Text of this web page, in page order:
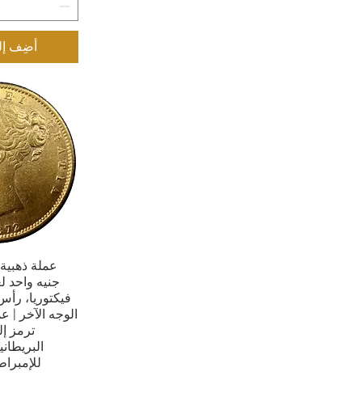
أضِف
عملة
فيكتوريا،
الوجه الآخر |
ترمز